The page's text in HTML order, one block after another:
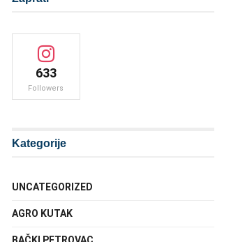
633
Followers
Kategorije
UNCATEGORIZED
AGRO KUTAK
BAČKI PETROVAC